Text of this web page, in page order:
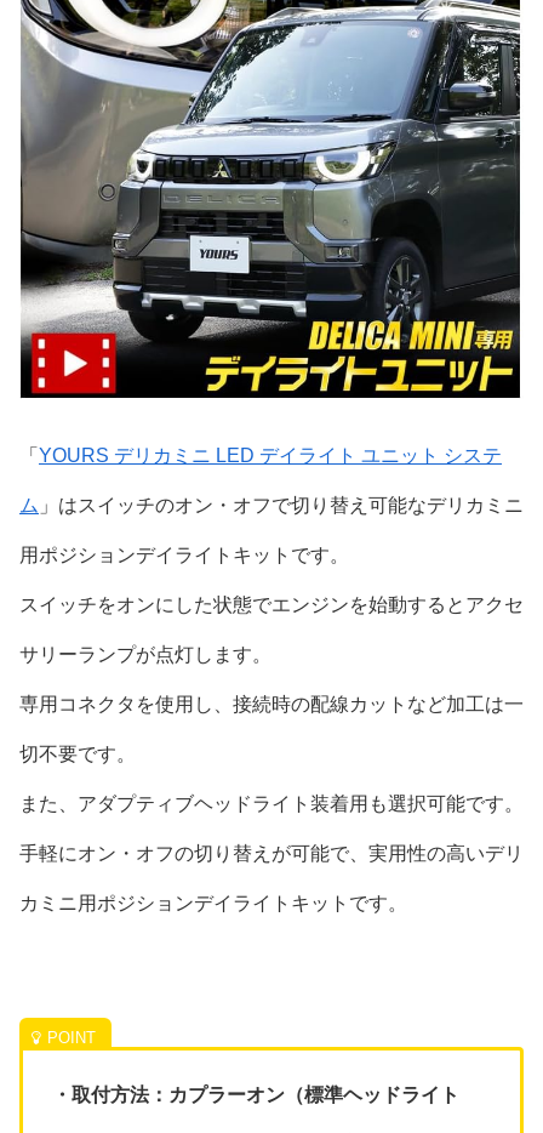
「 YOURS デリカミニ LED デイライト ユニット システ
ム 」はスイッチのオン・オフで切り替え可能なデリカミニ
用ポジションデイライトキットです。
スイッチをオンにした状態でエンジンを始動するとアクセ
サリーランプが点灯します。
専用コネクタを使用し、接続時の配線カットなど加工は一
切不要です。
また、アダプティブヘッドライト装着用も選択可能です。
手軽にオン・オフの切り替えが可能で、実用性の高いデリ
カミニ用ポジションデイライトキットです。
・取付方法：カプラーオン（標準ヘッドライト